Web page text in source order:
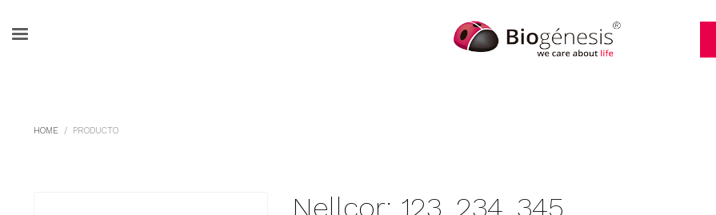
HOME PRODUCTO
Nellcor: 123, 234, 345